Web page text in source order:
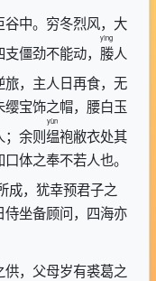
谷中。穷冬烈风，大
僵劲不能动， 媵
yìng
人
，主人日再食，无
宝饰之帽，腰白玉
；余则缊
yùn
袍敝衣处其
体之奉不若人也。
成，犹幸预君子之
坐备顾问，四海亦
供，父母岁有裘葛之